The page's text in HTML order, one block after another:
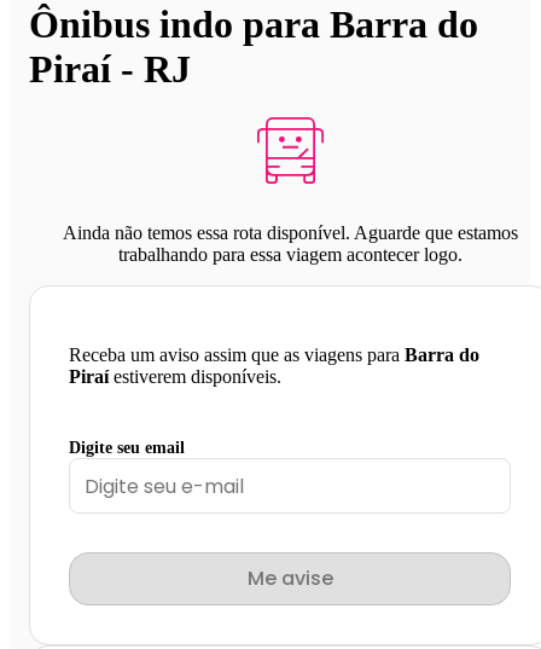
Ônibus indo para Barra do
Piraí - RJ
Ainda não temos essa rota disponível. Aguarde que estamos
trabalhando para essa viagem acontecer logo.
Receba um aviso assim que as viagens para Barra do
Piraíestiverem disponíveis.
Digite seu email
Me avise